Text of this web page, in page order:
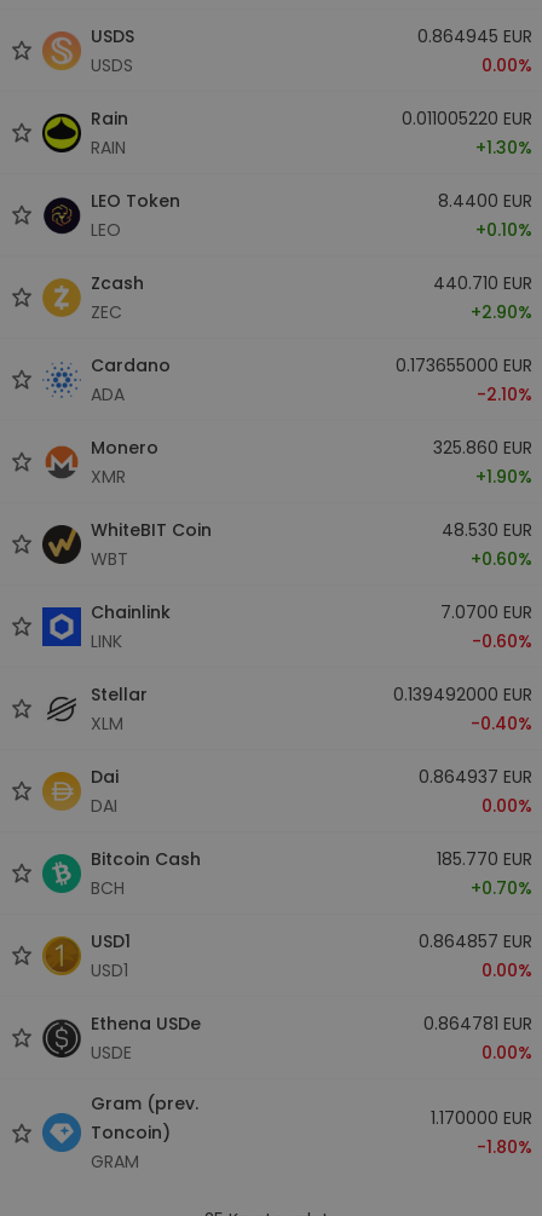
USDS
USDS
0.864945 EUR
0.00%
Rain
RAIN
0.011005220 EUR
+1.30%
LEO Token
LEO
8.4400 EUR
+0.10%
Zcash
ZEC
440.710 EUR
+2.90%
Cardano
ADA
0.173655000 EUR
-2.10%
Monero
XMR
325.860 EUR
+1.90%
WhiteBIT Coin
WBT
48.530 EUR
+0.60%
Chainlink
LINK
7.0700 EUR
-0.60%
Stellar
XLM
0.139492000 EUR
-0.40%
Dai
DAI
0.864937 EUR
0.00%
Bitcoin Cash
BCH
185.770 EUR
+0.70%
USD1
USD1
0.864857 EUR
0.00%
Ethena USDe
USDE
0.864781 EUR
0.00%
Gram (prev.
Toncoin)
GRAM
1.170000 EUR
-1.80%